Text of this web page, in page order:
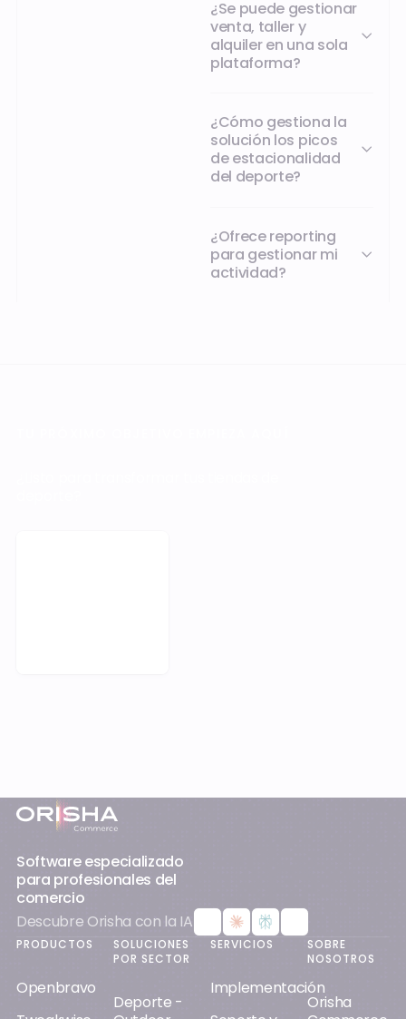
¿Se puede gestionar
venta, taller y
alquiler en una sola
plataforma?
¿Cómo gestiona la
solución los picos
de estacionalidad
del deporte?
¿Ofrece reporting
para gestionar mi
actividad?
Pie de página
Software especializado
para profesionales del
comercio
Descubre Orisha con la IA
PRODUCTOS
Openbravo
SOLUCIONES
POR SECTOR
Deporte -
SERVICIOS
Implementación
SOBRE
NOSOTROS
Orisha